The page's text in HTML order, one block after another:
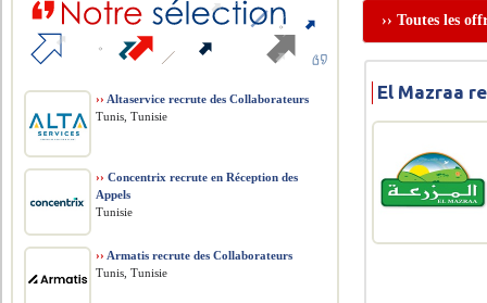
›› Toutes les
El Mazraa
›› Altaservice recrute des Collaborateurs
Tunis, Tunisie
›› Concentrix recrute en Réception des
Appels
Tunisie
›› Armatis recrute des Collaborateurs
Tunis, Tunisie